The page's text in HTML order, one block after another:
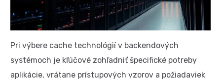
Pri výbere cache technológií v backendových
systémoch je kľúčové zohľadniť špecifické potreby
aplikácie, vrátane prístupových vzorov a požiadaviek